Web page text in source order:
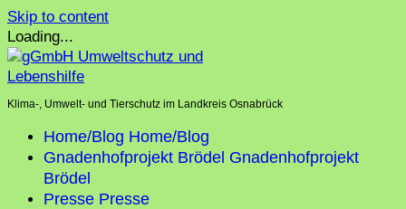
Skip to content
Loading...
Klima-, Umwelt- und Tierschutz im Landkreis Osnabrück
Home/Blog Home/Blog
Gnadenhofprojekt Brödel Gnadenhofprojekt
Brödel
Presse Presse